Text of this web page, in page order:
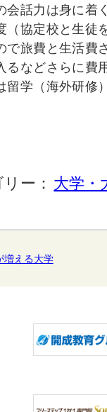
会話力は身に着
（協定校と生徒
で旅費と生活費
るなどさらに費
留学（海外研修
ー： 大学・
増える大学